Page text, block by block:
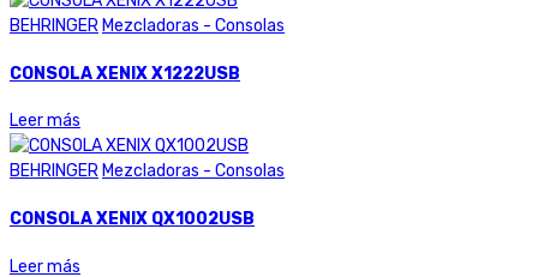
BEHRINGER Mezcladoras - Consolas
CONSOLA XENIX X1222USB
Leer más
BEHRINGERMezcladoras - Consolas
CONSOLA XENIX QX1002USB
Leer más